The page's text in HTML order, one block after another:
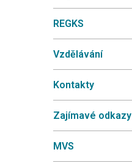
REGKS
Vzdělávání
Kontakty
Zajímavé odkazy
MVS